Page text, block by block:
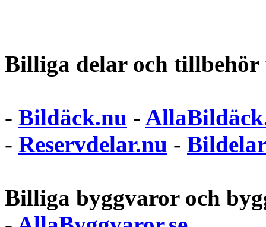
Billiga delar och
- Bildäck.nu -
- Reservdelar.nu - Bildelar
Billiga byggvaror och